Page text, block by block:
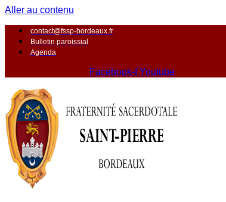
Aller au contenu
contact@fssp-bordeaux.fr
Bulletin paroissial
Agenda
Facebook-f Youtube